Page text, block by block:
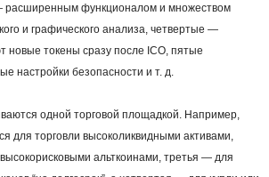
расширенным функционалом и множеством
и графического анализа, четвертые —
новые токены сразу после ICO, пятые
настройки безопасности и т. д.
одной торговой площадкой. Например,
для торговли высоколиквидными активами,
альткоинами, третья — для